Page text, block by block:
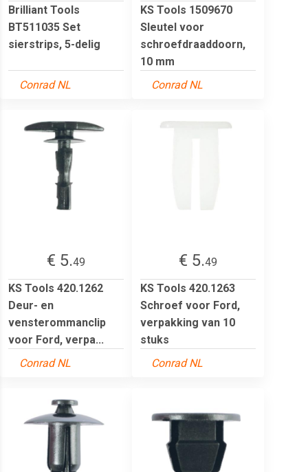
Brilliant Tools
BT511035 Set
sierstrips, 5-delig
Conrad NL
KS Tools 1509670
Sleutel voor
schroefdraaddoorn,
10 mm
Conrad NL
€ 5.49
KS Tools 420.1262
Deur- en
vensterommanclip
voor Ford, verpa...
Conrad NL
€ 5.49
KS Tools 420.1263
Schroef voor Ford,
verpakking van 10
stuks
Conrad NL